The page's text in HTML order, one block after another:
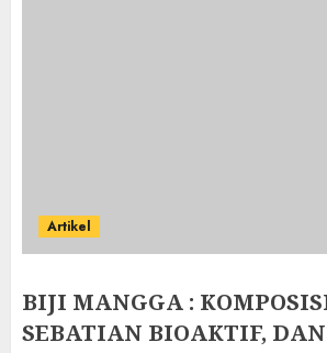
Artikel
BIJI MANGGA :
SEBATIAN BIOAKTIF,